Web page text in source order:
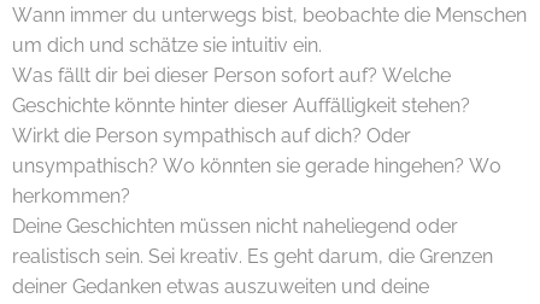
Wann immer du unterwegs bist, beobachte die Menschen
um dich und schätze sie intuitiv ein.
Was fällt dir bei dieser Person sofort auf? Welche
Geschichte könnte hinter dieser Auffälligkeit stehen?
Wirkt die Person sympathisch auf dich? Oder
unsympathisch? Wo könnten sie gerade hingehen? Wo
herkommen?
Deine Geschichten müssen nicht naheliegend oder
realistisch sein. Sei kreativ. Es geht darum, die Grenzen
deiner Gedanken etwas auszuweiten und deine